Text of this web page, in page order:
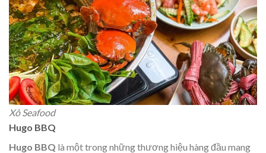
Xô Seafood
Hugo BBQ
Hugo BBQ là một trong những thương hiệu hàng đầu mang